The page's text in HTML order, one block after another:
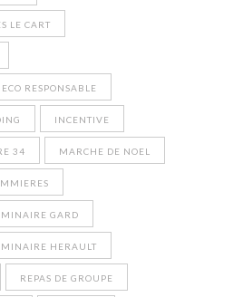
LE CART
RESPONSABLE
INCENTIVE
34 MARCHE DE NOEL
GARD
HERAULT
REPAS DE GROUPE